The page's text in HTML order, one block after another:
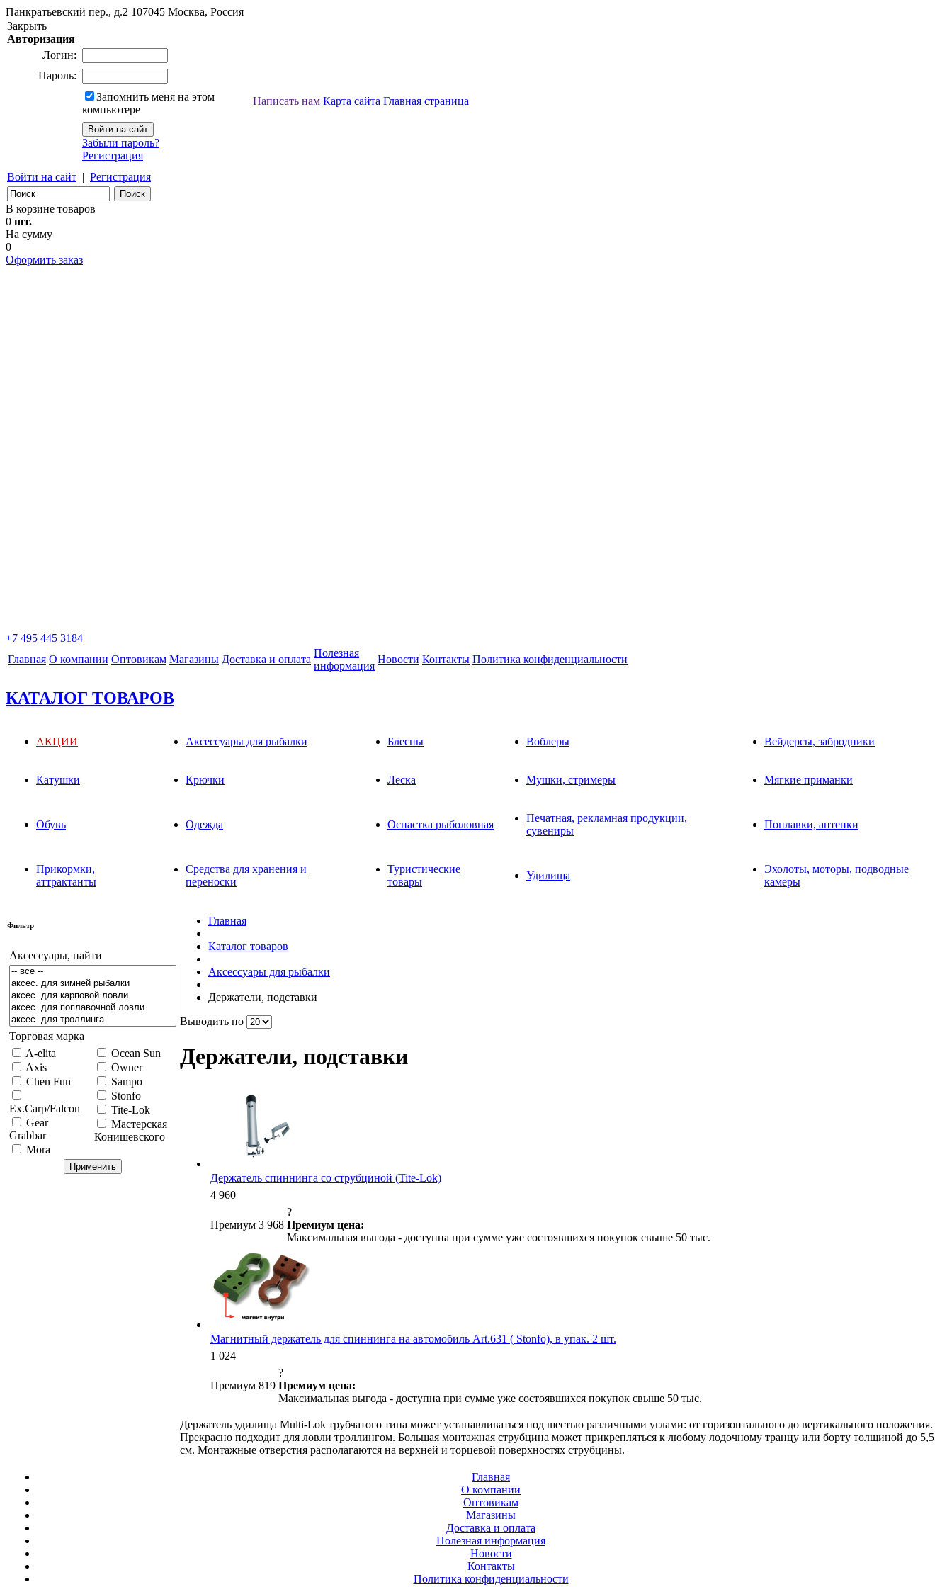
Панкратьевский пер., д.2 107045 Москва, Россия
Закрыть
Авторизация
Логин:
Пароль:
Запомнить меня на этом
компьютере
Забыли пароль?
Регистрация
Войти на сайт | Регистрация
Написать нам Карта сайта Главная страница
В корзине товаров
0 шт.
На сумму
0
Оформить заказ
+7 495 445 3184
Главная О компании Оптовикам Магазины Доставка и оплата
Полезная
информация
Новости Контакты Политика конфиденциальности
КАТАЛОГ ТОВАРОВ
АКЦИИ Аксессуары для рыбалки Блесны Воблеры Вейдерсы, забродники
Катушки Крючки Леска Мушки, стримеры Мягкие приманки
Обувь Одежда Оснастка рыболовная
Печатная, рекламная продукции,
сувениры
Поплавки, антенки
Прикормки,
аттрактанты
Средства для хранения и
переноски
Туристические
товары
Удилища
Эхолоты, моторы, подводные
камеры
Фильтр
Аксессуары, найти
Торговая марка
A-elita
Axis
Chen Fun
Ex.Carp/Falcon
Gear
Grabbar
Mora
Ocean Sun
Owner
Sampo
Stonfo
Tite-Lok
Мастерская
Конишевского
Главная
Каталог товаров
Аксессуары для рыбалки
Держатели, подставки
Выводить по
Держатели, подставки
Держатель спиннинга со струбциной (Tite-Lok)
4 960
Премиум 3 968
?
Премиум цена:
Максимальная выгода - доступна при сумме уже состоявшихся покупок свыше 50 тыс.
Магнитный держатель для спиннинга на автомобиль Art.631 ( Stonfo), в упак. 2 шт.
1 024
Премиум 819
?
Премиум цена:
Максимальная выгода - доступна при сумме уже состоявшихся покупок свыше 50 тыс.
Держатель удилища Multi-Lok трубчатого типа может устанавливаться под шестью различными углами: от горизонтального до вертикального положения.
Прекрасно подходит для ловли троллингом. Большая монтажная струбцина может прикрепляться к любому лодочному транцу или борту толщиной до 5,5
см. Монтажные отверстия располагаются на верхней и торцевой поверхностях струбцины.
Главная
О компании
Оптовикам
Магазины
Доставка и оплата
Полезная информация
Новости
Контакты
Политика конфиденциальности